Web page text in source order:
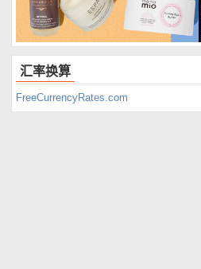
汇率换算
FreeCurrencyRates.com